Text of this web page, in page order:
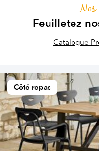
Nos
Feuilletez
Catalogue
Côté repas